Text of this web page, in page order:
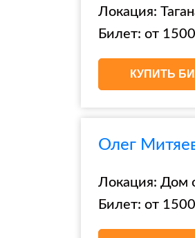
Локация:
Билет: от
КУПИТЬ
Олег
Локация: Дом
Билет: от